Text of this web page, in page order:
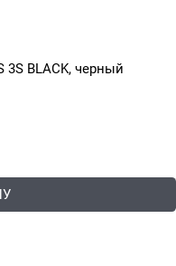
3S BLACK, черный